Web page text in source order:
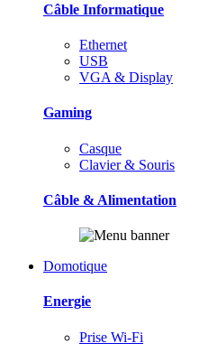
Câble Informatique
Ethernet
USB
VGA & Display
Gaming
Casque
Clavier & Souris
Câble & Alimentation
Domotique
Energie
Prise Wi-Fi